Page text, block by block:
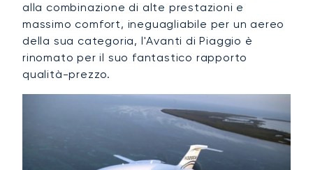
alla combinazione di alte prestazioni e
massimo comfort, ineguagliabile per un aereo
della sua categoria, l'Avanti di Piaggio è
rinomato per il suo fantastico rapporto
qualità-prezzo.